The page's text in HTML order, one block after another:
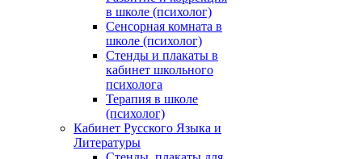
в школе (психолог)
Сенсорная комната в
школе (психолог)
Стенды и плакаты в
кабинет школьного
психолога
Терапия в школе
(психолог)
Кабинет Русского Языка и
Литературы